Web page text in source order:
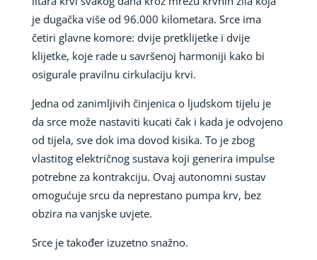
je dugačka više od 96.000 kilometara. Srce ima
četiri glavne komore: dvije pretklijetke i dvije
klijetke, koje rade u savršenoj harmoniji kako bi
osigurale pravilnu cirkulaciju krvi.
Jedna od zanimljivih činjenica o ljudskom tijelu je
da srce može nastaviti kucati čak i kada je odvojeno
od tijela, sve dok ima dovod kisika. To je zbog
vlastitog električnog sustava koji generira impulse
potrebne za kontrakciju. Ovaj autonomni sustav
omogućuje srcu da neprestano pumpa krv, bez
obzira na vanjske uvjete.
Srce je također izuzetno snažno.